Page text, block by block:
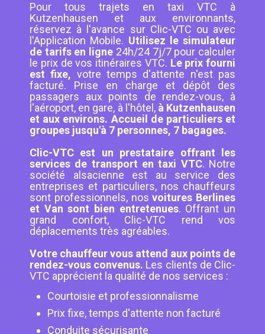
Pour tous trajets en taxi VTC à
Kutzenhausen et aux environnants,
réservez à l'avance sur Clic-VTC ou avec
l'Application Mobile. Utilisez le simulateur
de tarifs en ligne 24h/24 7j/7 pour calculer
le prix de vos itinéraires VTC. Le prix fourni
est fixe, votre temps d'attente n'est pas
facturé. Prise en charge et dépôt des
passagers aux points de rendez-vous, à
l'aéroport, en gare, à l'hôtel,à Kutzenhausen
et aux environs. Accueil de particuliers et
groupes jusqu'à 7 personnes, 7 bagages.
Clic-VTC est un prestataire offrant les
services de transport en taxi VTC. Notre
société alsacienne est au service des
entreprises et particuliers, nos chauffeurs
sont professionnels, nosvoitures Berlines
et Van sont bien entretenues. Offrant un
grand confort, Clic-VTC rend vos
déplacements très agréables.
Votre chauffeur vous attend aux points de
rendez-vous convenus. Les clients de Clic-
VTC apprécient la qualité de nos services :
Courtoisie et professionnalisme
Prix fixe, temps d'attente non facturé
Conduite sécurisante